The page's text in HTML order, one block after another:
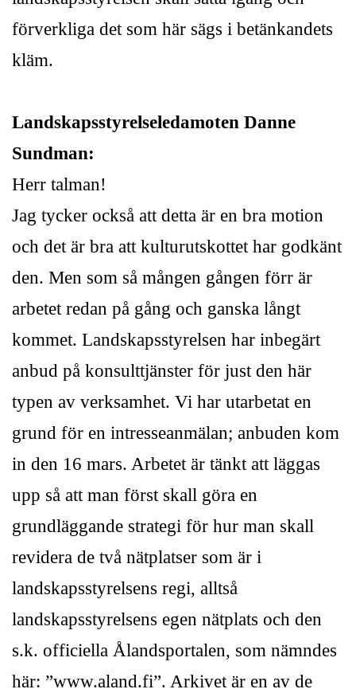
förverkliga det som här sägs i betänkandets
kläm.
Landskapsstyrelseledamoten Danne
Sundman:
Herr talman!
Jag tycker också att detta är en bra motion
och det är bra att kulturutskottet har godkänt
den. Men som så mången gången förr är
arbetet redan på gång och ganska långt
kommet. Landskapsstyrelsen har inbegärt
anbud på konsulttjänster för just den här
typen av verksamhet. Vi har utarbetat en
grund för en intresseanmälan; anbuden kom
in den 16 mars. Arbetet är tänkt att läggas
upp så att man först skall göra en
grundläggande strategi för hur man skall
revidera de två nätplatser som är i
landskapsstyrelsens regi, alltså
landskapsstyrelsens egen nätplats och den
s.k. officiella Ålandsportalen, som nämndes
här: ”www.aland.fi”. Arkivet är en av de